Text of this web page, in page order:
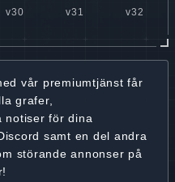
vår premiumtjänst får
grafer,
notiser för dina
samt en del andra
störande annonser på